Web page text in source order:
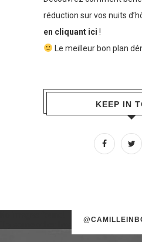
réduction sur vos nuits
en cliquant ici !
Le meilleur bon plan
KEEP IN
Try some other hashtag or username